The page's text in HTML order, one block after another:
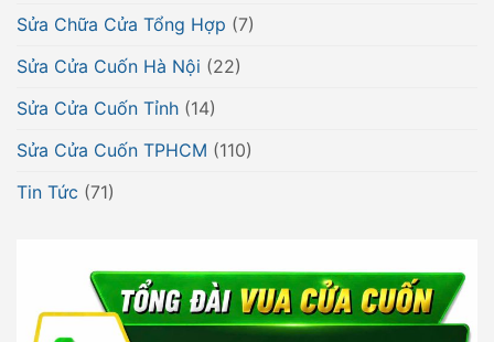
Sửa Chữa Cửa Tổng Hợp (7)
Sửa Cửa Cuốn Hà Nội (22)
Sửa Cửa Cuốn Tỉnh (14)
Sửa Cửa Cuốn TPHCM (110)
Tin Tức (71)